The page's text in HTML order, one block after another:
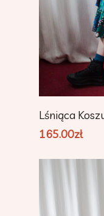
Lśniąca
165.00zł